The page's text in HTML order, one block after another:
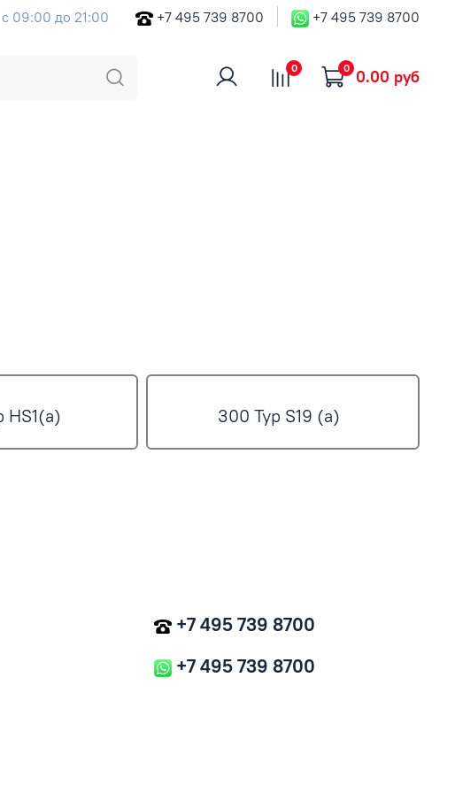
с 09:00 до 21:00 +7 495 739 8700 +7 495 739 8700
0 0 0.00 руб
HS1(a) 300 Typ S19 (a)
+7 495 739 8700
+7 495 739 8700